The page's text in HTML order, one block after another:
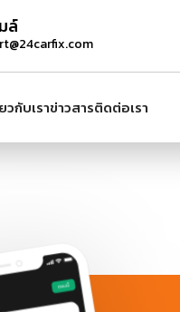
ล์
วกับเราข่าวสารติดต่อเรา